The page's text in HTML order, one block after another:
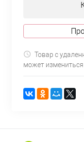
Товар с
может измениться